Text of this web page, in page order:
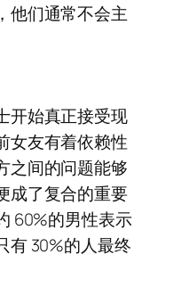
他们通常不会主
开始真正接受现
女友有着依赖性
之间的问题能够
成了复合的重要
60%的男性表示
有 30%的人最终